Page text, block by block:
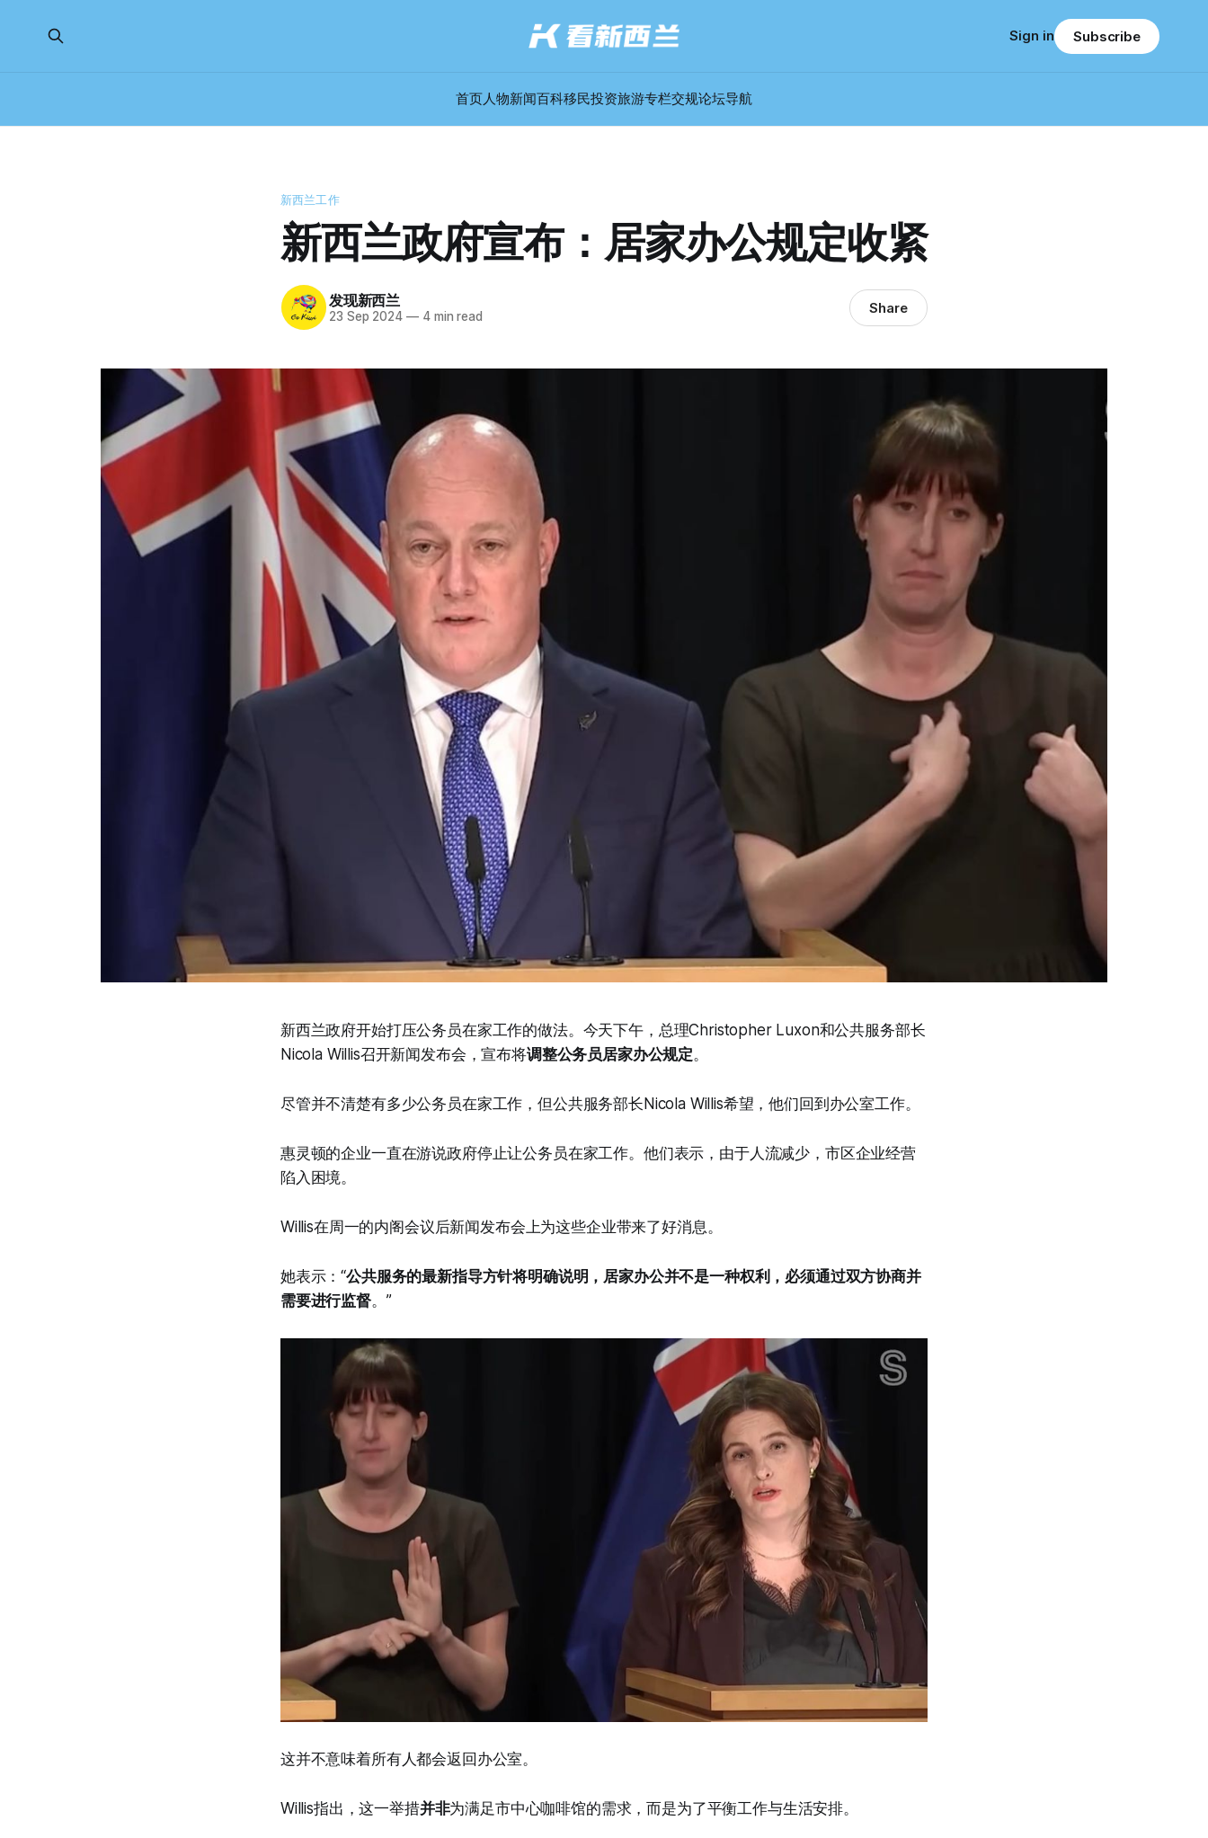
首页人物新闻百科移民投资旅游专栏交规论坛导航
Sign in Subscribe
新西兰工作
新西兰政府宣布：居家办公规定收紧
发现新西兰
23 Sep 2024 —4 min read Share
新西兰政府开始打压公务员在家工作的做法。今天下午，总理Christopher Luxon和公共服务部长
Nicola Willis召开新闻发布会，宣布将调整公务员居家办公规定。
尽管并不清楚有多少公务员在家工作，但公共服务部长Nicola Willis希望，他们回到办公室工作。
惠灵顿的企业一直在游说政府停止让公务员在家工作。他们表示，由于人流减少，市区企业经营
陷入困境。
Willis在周一的内阁会议后新闻发布会上为这些企业带来了好消息。
她表示：“公共服务的最新指导方针将明确说明，居家办公并不是一种权利，必须通过双方协商并
需要进行监督。”
这并不意味着所有人都会返回办公室。
Willis指出，这一举措并非为满足市中心咖啡馆的需求，而是为了平衡工作与生活安排。